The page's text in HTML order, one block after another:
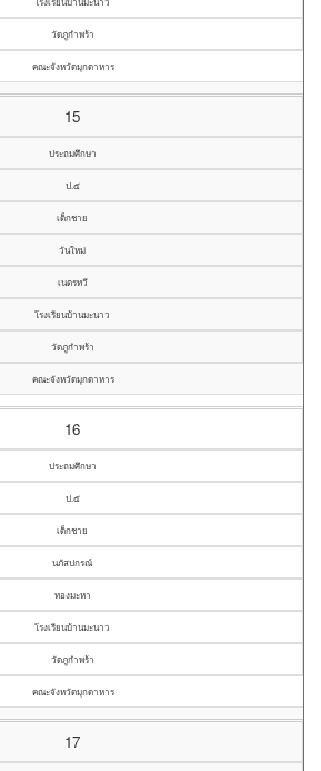
วัดภูกำพร้า
คณะจังหวัดมุกดาหาร
15
ประถมศึกษา
ป.๕
เด็กชาย
วันใหม่
เนตรทวี
โรงเรียนบ้านมะนาว
วัดภูกำพร้า
คณะจังหวัดมุกดาหาร
16
ประถมศึกษา
ป.๕
เด็กชาย
นภัสปกรณ์
ทองมะหา
โรงเรียนบ้านมะนาว
วัดภูกำพร้า
คณะจังหวัดมุกดาหาร
17